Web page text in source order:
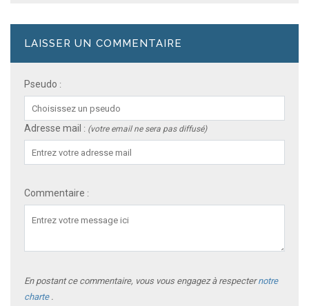
LAISSER UN COMMENTAIRE
Pseudo :
Adresse mail : (votre email ne sera pas diffusé)
Commentaire :
En postant ce commentaire, vous vous engagez à respecternotre
charte .